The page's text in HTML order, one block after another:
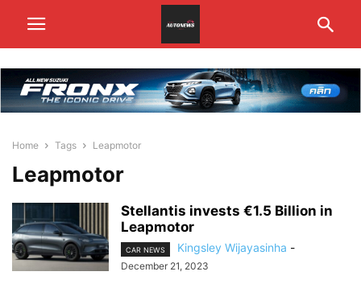
Home Tags Leapmotor
Leapmotor
Stellantis invests €1.5 Billion in
Leapmotor
CAR NEWS Kingsley Wijayasinha -
December 21, 2023